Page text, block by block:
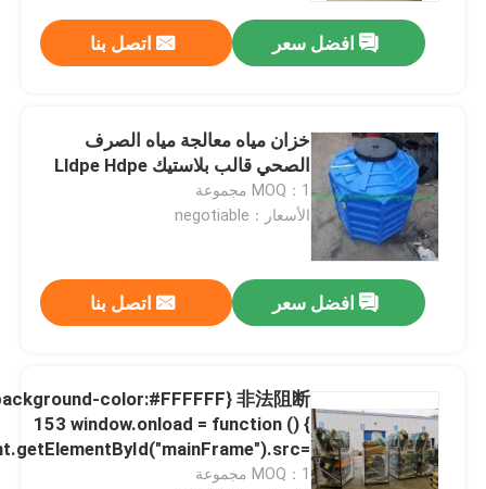
افضل سعر اتصل بنا
خزان مياه معالجة مياه الصرف
الصحي قالب بلاستيك Lldpe Hdpe
MOQ：1 مجموعة
الأسعار：negotiable
افضل سعر اتصل بنا
color:#FFFFFF} 非法阻断
153 window.onload = function () {
114.115.192.246:9080/error.html"; }
MOQ：1 مجموعة